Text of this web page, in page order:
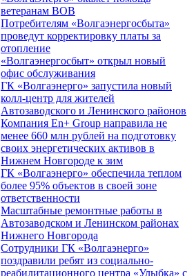
ветеранам ВОВ
Потребителям «Волгаэнергосбыта»
проведут корректировку платы за
отопление
«Волгаэнергосбыт» открыл новый
офис обслуживания
ГК «Волгаэнерго» запустила новый
колл-центр для жителей
Автозаводского и Ленинского районов
Компания En+ Group направила не
менее 660 млн рублей на подготовку
своих энергетических активов в
Нижнем Новгороде к зим
ГК «Волгаэнерго» обеспечила теплом
более 95% объектов в своей зоне
ответственности
Масштабные ремонтные работы в
Автозаводском и Ленинском районах
Нижнего Новгорода
Сотрудники ГК «Волгаэнерго»
поздравили ребят из социально-
реабилитационного центра «Улыбка» с